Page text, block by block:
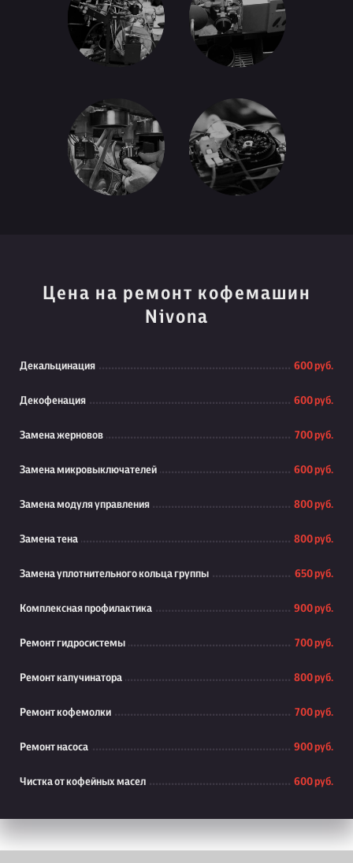
Цена на ремонт кофемашин
Nivona
Декальцинация 600 руб.
Декофенация 600 руб.
Замена жерновов 700 руб.
Замена микровыключателей 600 руб.
Замена модуля управления 800 руб.
Замена тена 800 руб.
Замена уплотнительного кольца группы 650 руб.
Комплексная профилактика 900 руб.
Ремонт гидросистемы 700 руб.
Ремонт капучинатора 800 руб.
Ремонт кофемолки 700 руб.
Ремонт насоса 900 руб.
Чистка от кофейных масел 600 руб.